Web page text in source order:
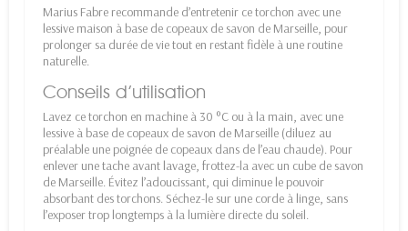
Marius Fabre recommande d’entretenir ce torchon avec une
lessive maison à base de copeaux de savon de Marseille, pour
prolonger sa durée de vie tout en restant fidèle à une routine
naturelle.
Conseils d’utilisation
Lavez ce torchon en machine à 30 °C ou à la main, avec une
lessive à base de copeaux de savon de Marseille (diluez au
préalable une poignée de copeaux dans de l’eau chaude). Pour
enlever une tache avant lavage, frottez-la avec un cube de savon
de Marseille. Évitez l’adoucissant, qui diminue le pouvoir
absorbant des torchons. Séchez-le sur une corde à linge, sans
l’exposer trop longtemps à la lumière directe du soleil.